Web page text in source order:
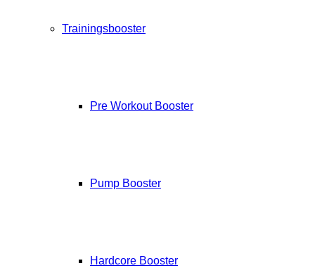
Trainingsbooster
Pre Workout Booster
Pump Booster
Hardcore Booster